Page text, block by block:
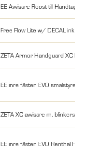
EE Avvisare Roost till
Free Flow Lite w/ DECAL ink
ZETA Armor Handguard XC
EE inre fästen EVO smalstyre
ZETA XC avvisare m. blinkers,
EE inre fästen EVO Renthal